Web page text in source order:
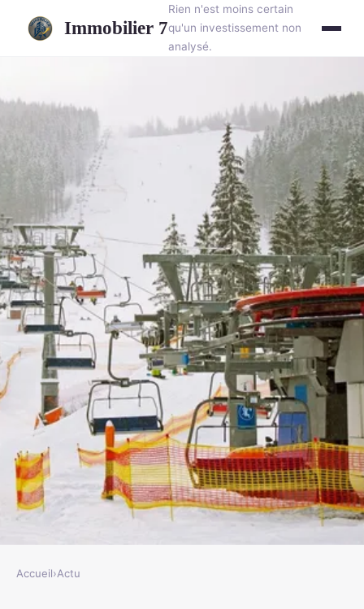
Immobilier 7
Rien n'est moins certain
qu'un investissement non
analysé.
Accueil›Actu